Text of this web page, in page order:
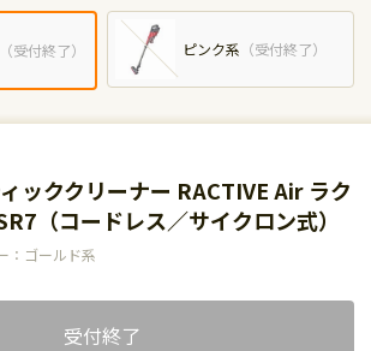
（受付終了） ピンク系 （受付終了）
ッククリーナー RACTIVE Air ラク
（コードレス／サイクロン式）
：ゴールド系
受付終了